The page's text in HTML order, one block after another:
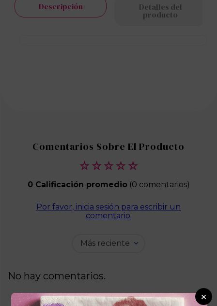
Descripción Detalles del
producto
☆ ☆ ☆ ☆ ☆
0 Calificación promedio (0 comentarios)
Por favor, inicia sesión para escribir un
comentario.
Más reciente
No hay comentarios.
×